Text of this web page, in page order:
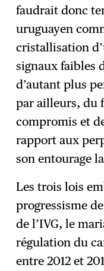
faudrait donc
uruguayen
cristallisation
signaux faibles
d’autant plus
par ailleurs, du
compromis et
rapport aux
son entourage
Les trois lois
progressisme
de l’IVG, le
régulation du
entre 2012 et